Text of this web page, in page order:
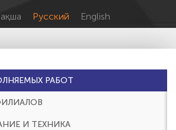
Русский English
РАБОТ
И ТЕХНИКА